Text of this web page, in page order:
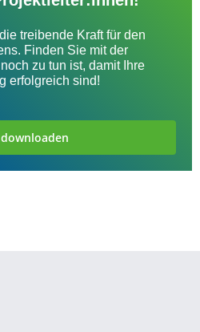
treibende Kraft für den
Finden Sie mit der
zu tun ist, damit Ihre
erfolgreich sind!